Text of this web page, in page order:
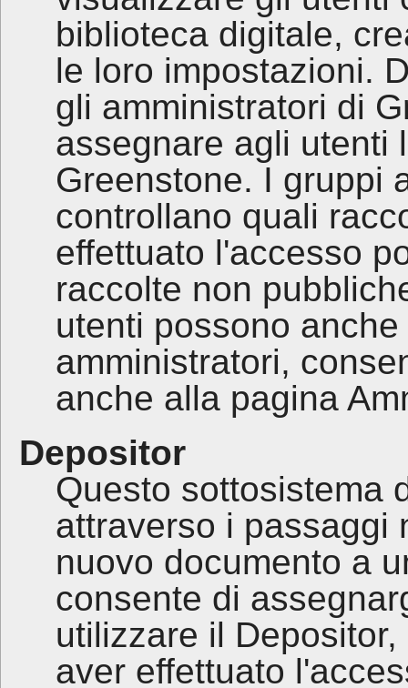
biblioteca digitale,
le loro impostazioni.
gli amministratori di
assegnare agli utenti
Greenstone. I gruppi
controllano quali
effettuato l'accesso
raccolte non
utenti possono
amministratori,
anche alla pagina
Depositor
Questo sottosistema
attraverso i passaggi
nuovo documento a
consente di
utilizzare il
aver effettuato